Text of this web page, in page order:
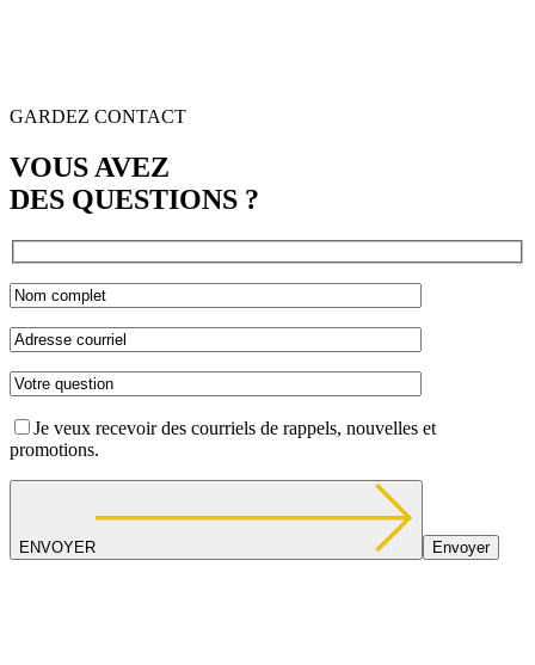
GARDEZ CONTACT
VOUS AVEZ
DES QUESTIONS ?
Je veux recevoir des courriels de rappels, nouvelles et
promotions.
ENVOYER